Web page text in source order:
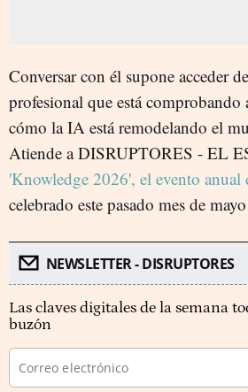
Conversar con él supone acceder
profesional que está comprobando
cómo la IA está remodelando el
Atiende a DISRUPTORES - EL
'Knowledge 2026', el evento anual
celebrado este pasado mes de
NEWSLETTER - DISRUPTORES
Las claves digitales de la semana
buzón